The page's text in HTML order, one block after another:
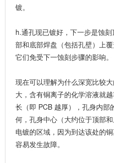
镀。
h.通孔现已镀好，下一步是蚀
部和底部焊盘（包括孔壁）上
它们免受下一蚀刻步骤的影响。
现在可以理解为什么深宽比较
大，含有铜离子的化学溶液就
长（即 PCB 越厚），孔身内部
何，孔身中心（大约位于顶部
电镀的区域，因为到达该处的
容易发生故障。